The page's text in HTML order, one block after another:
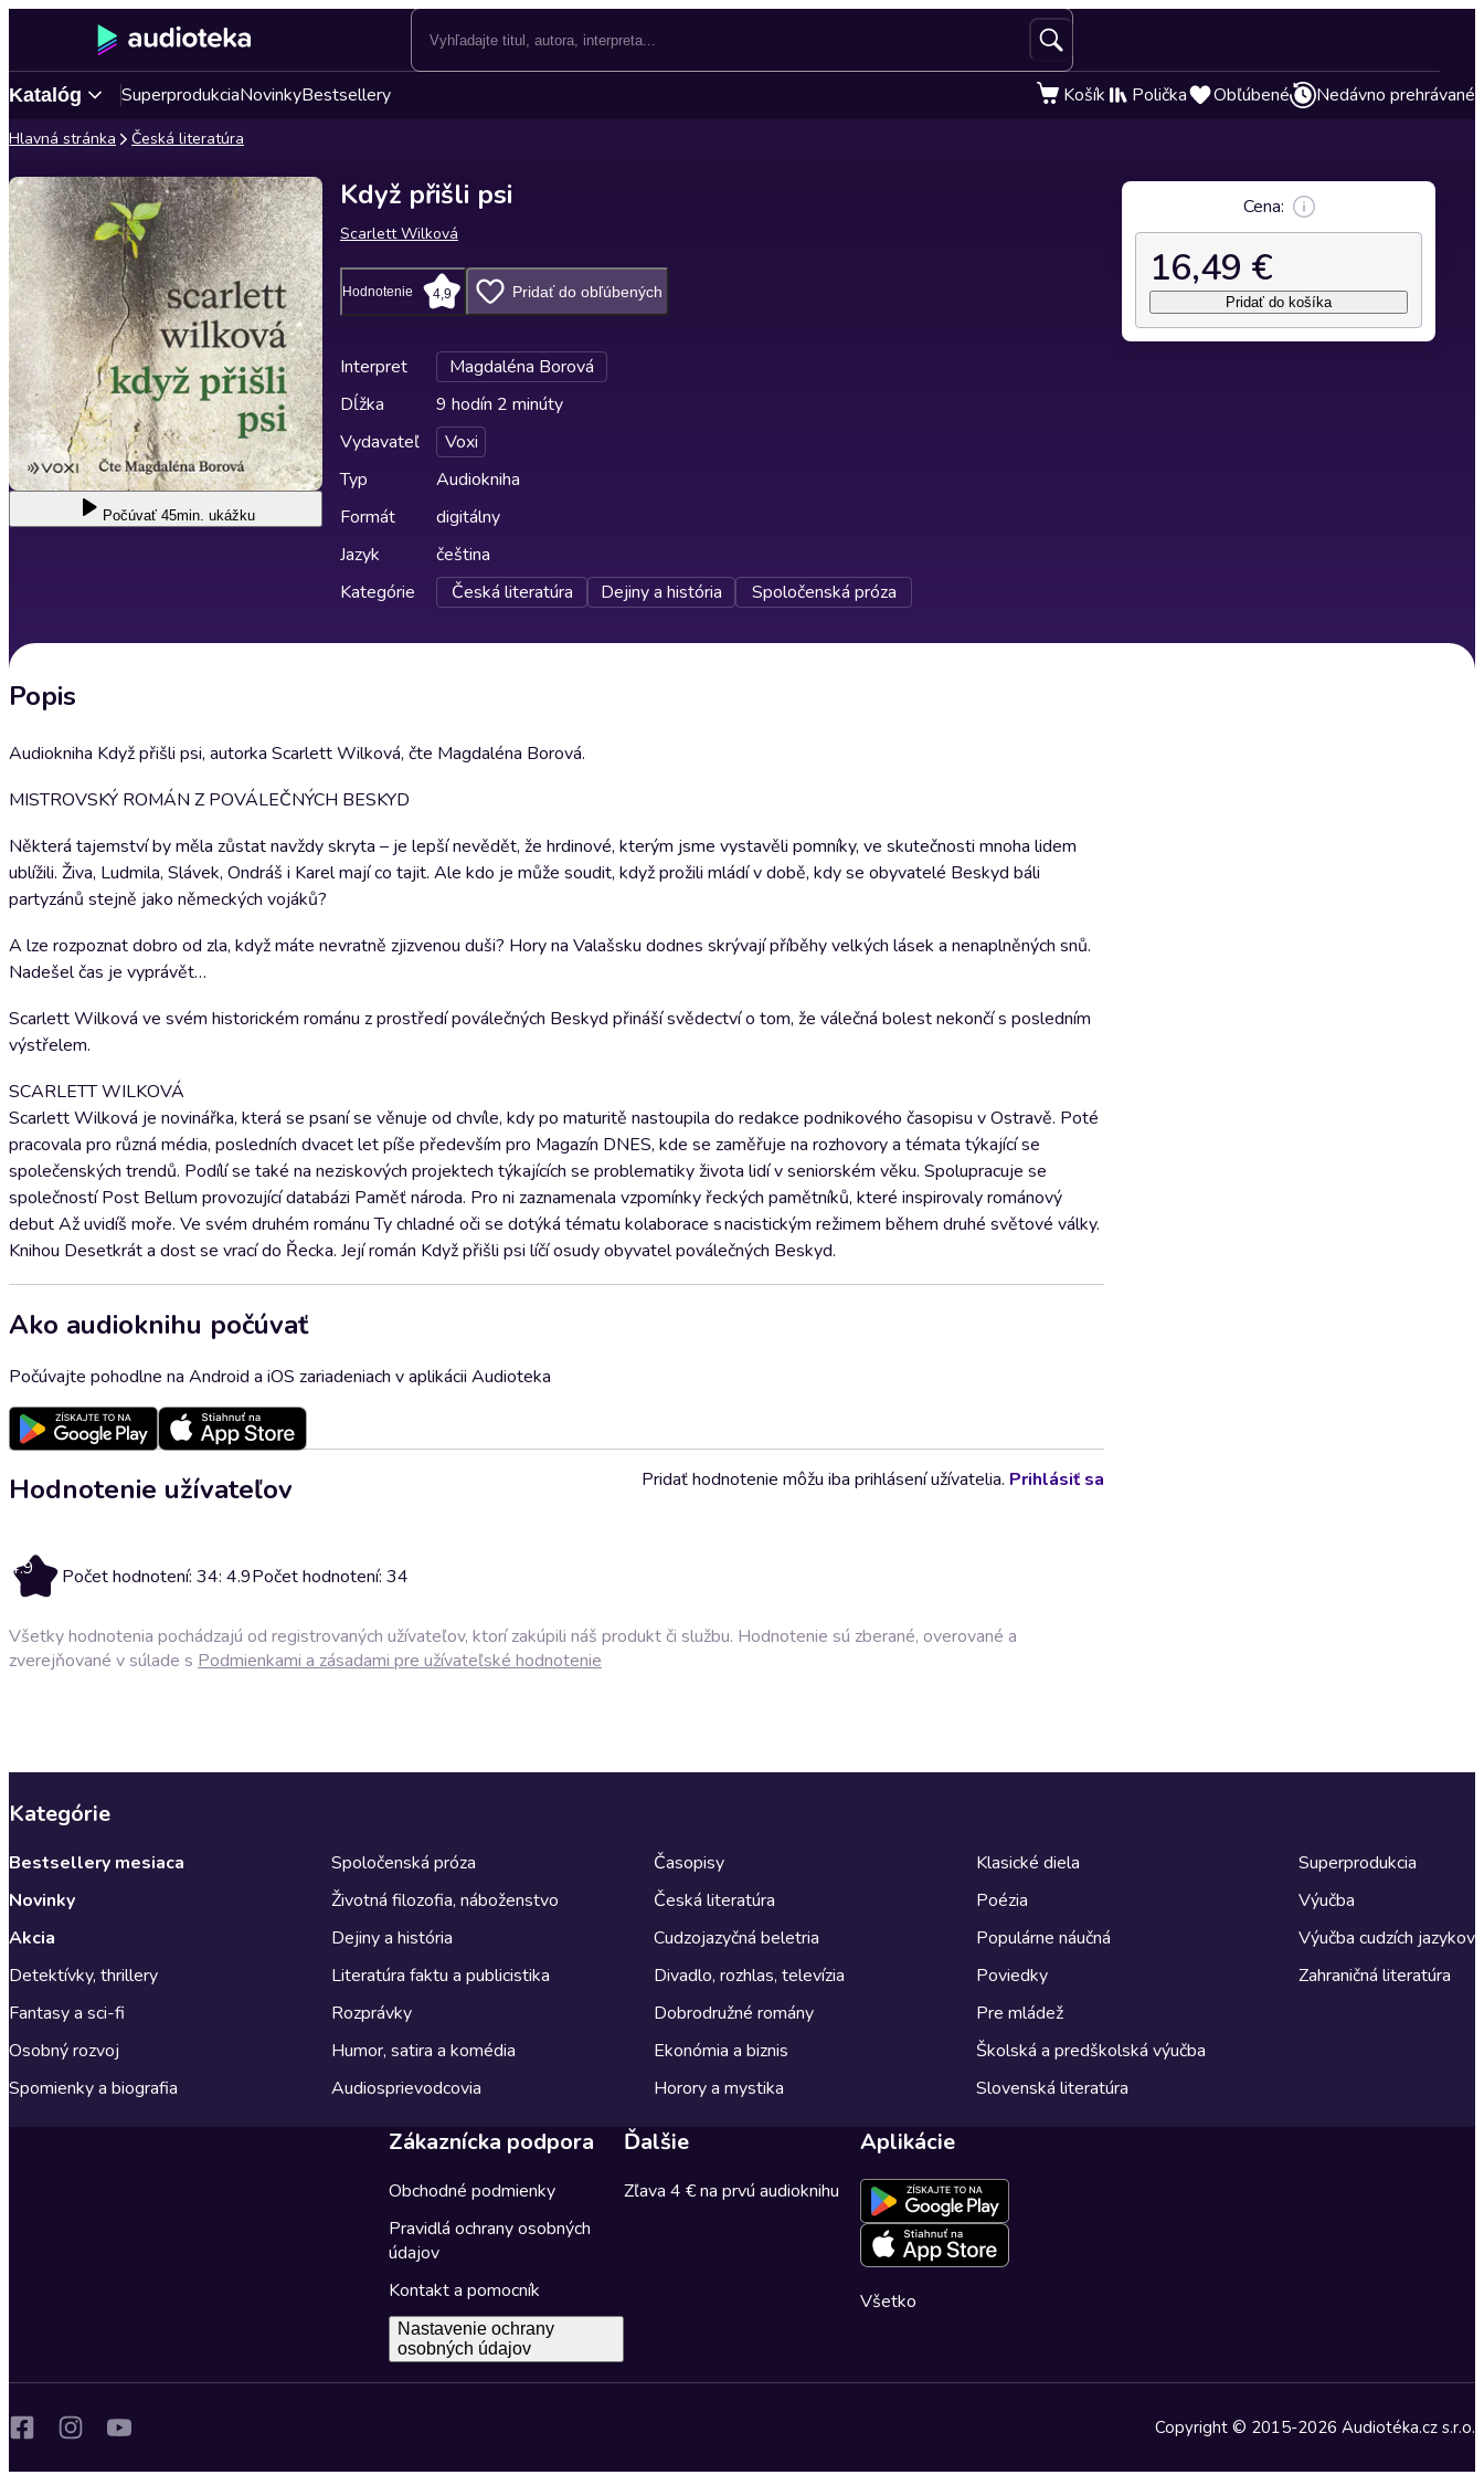
Katalóg SuperprodukciaNovinkyBestsellery Košík Polička Obľúbené Nedávno prehrávané
Hlavná stránka Česká literatúra
Počúvať 45min. ukážku
Když přišli psi
Scarlett Wilková
Hodnotenie 4,9 Pridať do obľúbených
Interpret
Magdaléna Borová
Dĺžka
9 hodín 2 minúty
Vydavateľ
Voxi
Typ
Audiokniha
Formát
digitálny
Jazyk
čeština
Kategórie
Česká literatúra Dejiny a história Spoločenská próza
Popis
Audiokniha Když přišli psi, autorka Scarlett Wilková, čte Magdaléna Borová.
MISTROVSKÝ ROMÁN Z POVÁLEČNÝCH BESKYD
Některá tajemství by měla zůstat navždy skryta – je lepší nevědět, že hrdinové, kterým jsme vystavěli pomníky, ve skutečnosti mnoha lidem
ublížili. Živa, Ludmila, Slávek, Ondráš i Karel mají co tajit. Ale kdo je může soudit, když prožili mládí v době, kdy se obyvatelé Beskyd báli
partyzánů stejně jako německých vojáků?
A lze rozpoznat dobro od zla, když máte nevratně zjizvenou duši? Hory na Valašsku dodnes skrývají příběhy velkých lásek a nenaplněných snů.
Nadešel čas je vyprávět…
Scarlett Wilková ve svém historickém románu z prostředí poválečných Beskyd přináší svědectví o tom, že válečná bolest nekončí s posledním
výstřelem.
SCARLETT WILKOVÁ
Scarlett Wilková je novinářka, která se psaní se věnuje od chvíle, kdy po maturitě nastoupila do redakce podnikového časopisu v Ostravě. Poté
pracovala pro různá média, posledních dvacet let píše především pro Magazín DNES, kde se zaměřuje na rozhovory a témata týkající se
společenských trendů. Podílí se také na neziskových projektech týkajících se problematiky života lidí v seniorském věku. Spolupracuje se
společností Post Bellum provozující databázi Paměť národa. Pro ni zaznamenala vzpomínky řeckých pamětníků, které inspirovaly románový
debut Až uvidíš moře. Ve svém druhém románu Ty chladné oči se dotýká tématu kolaborace s nacistickým režimem během druhé světové války.
Knihou Desetkrát a dost se vrací do Řecka. Její román Když přišli psi líčí osudy obyvatel poválečných Beskyd.
Ako audioknihu počúvať
Počúvajte pohodlne na Android a iOS zariadeniach v aplikácii Audioteka
Hodnotenie užívateľov
4.9 Počet hodnotení: 34: 4.9Počet hodnotení: 34
Pridať hodnotenie môžu iba prihlásení užívatelia. Prihlásiť sa
Všetky hodnotenia pochádzajú od registrovaných užívateľov, ktorí zakúpili náš produkt či službu. Hodnotenie sú zberané, overované a
zverejňované v súlade s Podmienkami a zásadami pre užívateľské hodnotenie
Cena:
16,49 €
Pridať do košíka
Kategórie
Bestsellery mesiaca
Novinky
Akcia
Detektívky, thrillery
Fantasy a sci-fi
Osobný rozvoj
Spomienky a biografia
Spoločenská próza
Životná filozofia, náboženstvo
Dejiny a história
Literatúra faktu a publicistika
Rozprávky
Humor, satira a komédia
Audiosprievodcovia
Časopisy
Česká literatúra
Cudzojazyčná beletria
Divadlo, rozhlas, televízia
Dobrodružné romány
Ekonómia a biznis
Horory a mystika
Klasické diela
Poézia
Populárne náučná
Poviedky
Pre mládež
Školská a predškolská výučba
Slovenská literatúra
Superprodukcia
Výučba
Výučba cudzích jazykov
Zahraničná literatúra
Zákaznícka podpora
Obchodné podmienky
Pravidlá ochrany osobných
údajov
Kontakt a pomocník
Nastavenie ochrany
osobných údajov
Ďalšie
Zľava 4 € na prvú audioknihu
Aplikácie
Všetko
Copyright © 2015-2026 Audiotéka.cz s.r.o.